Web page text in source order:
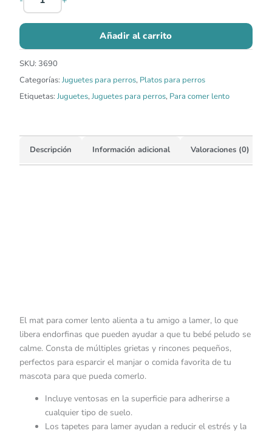
Añadir al carrito
SKU: 3690
Categorías: Juguetes para perros, Platos para perros
Etiquetas: Juguetes,Juguetes para perros, Para comer lento
Descripción Información adicional Valoraciones (0)
El mat para comer lento alienta a tu amigo a lamer, lo que
libera endorfinas que pueden ayudar a que tu bebé peludo se
calme. Consta de múltiples grietas y rincones pequeños,
perfectos para esparcir el manjar o comida favorita de tu
mascota para que pueda comerlo.
Incluye ventosas en la superficie para adherirse a
cualquier tipo de suelo.
Los tapetes para lamer ayudan a reducir el estrés y la